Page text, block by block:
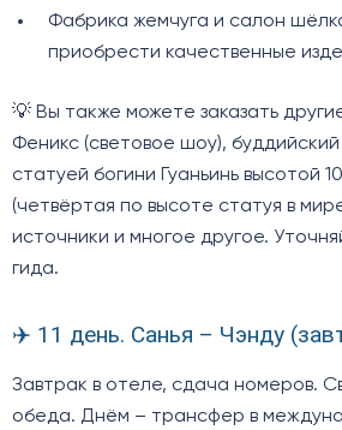
Фабрика жемчуга и салон
приобрести качественные
💡 Вы также можете заказать
Феникс (световое шоу),
статуей богини Гуаньинь высотой
(четвёртая по высоте статуя в
источники и многое другое.
гида.
✈️ 11 день. Санья – Чэнду
Завтрак в отеле, сдача номеров.
обеда. Днём – трансфер в